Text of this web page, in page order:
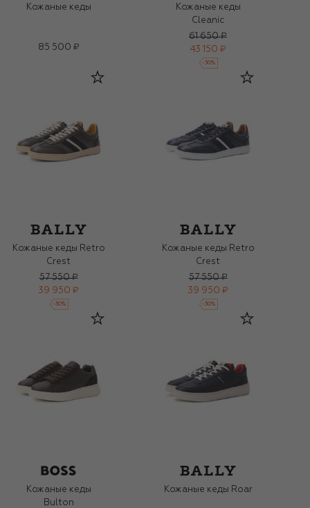
Кожаные кеды
85 500 ₽
Кожаные кеды
Cleanic
61 650 ₽
43 150 ₽
-30%
Кожаные кеды Retro
Crest
57 550 ₽
39 950 ₽
-30%
Кожаные кеды Retro
Crest
57 550 ₽
39 950 ₽
-30%
Кожаные кеды
Bulton
Кожаные кеды Roar